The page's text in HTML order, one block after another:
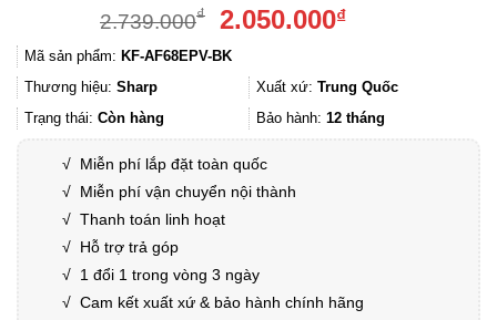
2.739.000₫
Giá
là:
2.739.000₫.
2.050.000₫Giá
là:
2.050.000₫.
Mã sản phẩm: KF-AF68EPV-BK
Thương hiệu: Sharp Xuất xứ: Trung Quốc
Trạng thái: Còn hàng Bảo hành: 12 tháng
√ Miễn phí lắp đặt toàn quốc
√ Miễn phí vận chuyển nội thành
√ Thanh toán linh hoạt
√ Hỗ trợ trả góp
√ 1 đổi 1 trong vòng 3 ngày
√ Cam kết xuất xứ & bảo hành chính hãng